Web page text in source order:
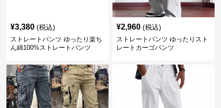
¥3,380 (税込)
ストレートパンツ ゆったり楽ち
ん綿100%ストレートパンツ
¥2,960 (税込)
ストレートパンツ ゆったりスト
レートカーゴパンツ